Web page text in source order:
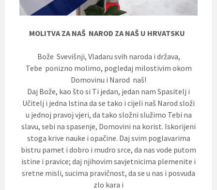
MOLITVA ZA NAŠ NAROD ZA NAŠ U HRVATSKU
Bože Svevišnji, Vladaru svih naroda i država,
Tebe ponizno molimo, pogledaj milostivim okom
Domovinu i Narod naš!
Daj Bože, kao što si Ti jedan, jedan nam Spasitelj i
Učitelj i jedna Istina da se tako i cijeli naš Narod složi
u jednoj pravoj vjeri, da tako složni služimo Tebi na
slavu, sebi na spasenje, Domovini na korist. Iskorijeni
stoga krive nauke i opačine. Daj svim poglavarima
bistru pamet i dobro i mudro srce, da nas vode putom
istine i pravice; daj njihovim savjetnicima plemenite i
sretne misli, sucima pravičnost, da se u nas i posvuda
zlo kara i